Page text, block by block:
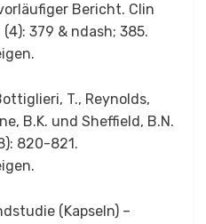
Bericht. Clin
379 & ndash; 385.
T., Reynolds,
B.K. und Sheffield, B.N.
820-821.
(Kapseln) –